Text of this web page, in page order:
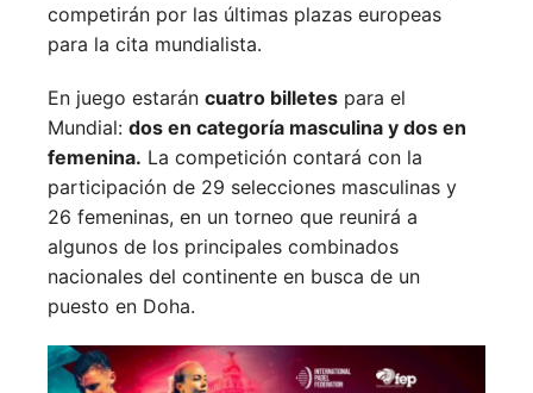
competirán por las últimas plazas europeas
para la cita mundialista.
En juego estarán cuatro billetes para el
Mundial: dos en categoría masculina y dos en
femenina. La competición contará con la
participación de 29 selecciones masculinas y
26 femeninas, en un torneo que reunirá a
algunos de los principales combinados
nacionales del continente en busca de un
puesto en Doha.